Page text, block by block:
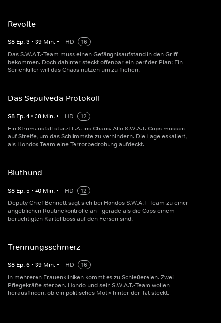
Revolte
S8 Ep.3 • 39 Min. • HD
16
Das S.W.A.T.-Team muss einen Gefängnisaufstand in den Griff
bekommen. Doch dahinter steckt offenbar ein perfider Plan: Ein
Serienkiller will das Chaos nutzen um zu fliehen.
Das Sepulveda-Protokoll
S8 Ep.4 • 38 Min. • HD
12
Ein Stromausfall stürzt L.A. ins Chaos. Alle S.W.A.T.-Cops müssen
auf Streife, um das Schlimmste zu verhindern. Die Lage eskaliert,
als Hondos Team eine Terrorbedrohung aufdeckt.
Bluthund
S8 Ep.5 • 40 Min. • HD
12
Deputy Chief Bennett sagt sich bei Hondos S.W.A.T.-Team zu einer
angeblichen Routinekontrolle an - gerade als die Cops einem
berüchtigten Kartellboss auf den Fersen sind.
Trennungsschmerz
S8 Ep.6 • 39 Min. • HD
16
In mehreren Frauenkliniken kommt es zu Schießereien. Zwei
Pflegekräfte sterben. Hondo und sein S.W.A.T.-Team wollen
herausfinden, ob ein politisches Motiv hinter der Tat steckt.